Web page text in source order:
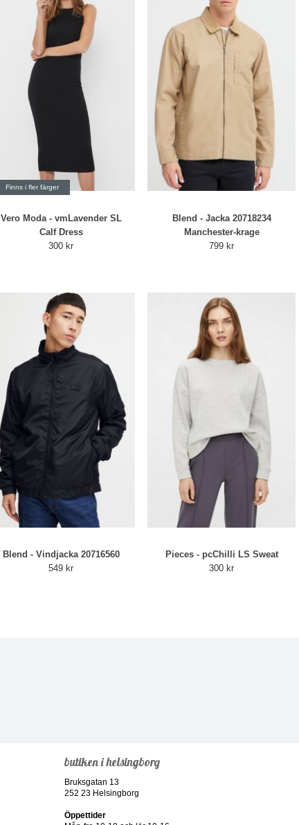
Finns i fler färger
Vero Moda - vmLavender SL
Calf Dress
300 kr
Blend - Jacka 20718234
Manchester-krage
799 kr
Blend - Vindjacka 20716560
549 kr
Pieces - pcChilli LS Sweat
300 kr
butiken i helsingborg
Bruksgatan 13
252 23 Helsingborg
Öppettider